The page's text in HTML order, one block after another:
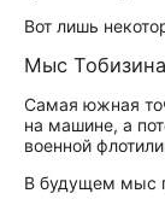
Вот лишь
Мыс Тобизина
Самая южная
на машине, а
военной
В будущем мыс